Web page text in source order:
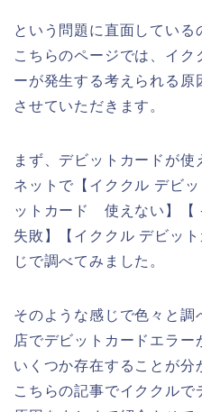
という問題に直面してい
こちらのページでは、イク
ーが発生する考えられる原
させていただきます。
まず、デビットカードが使
ネットで【イククル デビ
ットカード 使えない】【
失敗】【イククル デビッ
じで調べてみました。
そのような感じで色々と調
店でデビットカードエラ
いくつか存在することが分
こちらの記事でイククルで